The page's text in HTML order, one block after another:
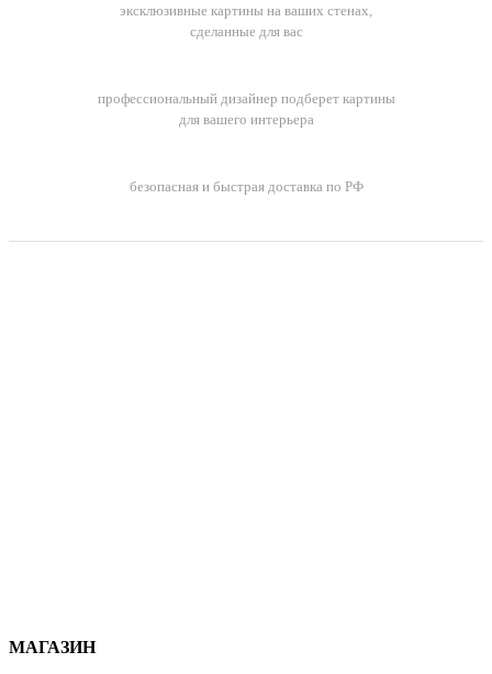
35000 ₽
эксклюзивные картины на ваших стенах,
сделанные для вас
профессиональный дизайнер подберет картины
для вашего интерьера
безопасная и быстрая доставка по РФ
МАГАЗИН